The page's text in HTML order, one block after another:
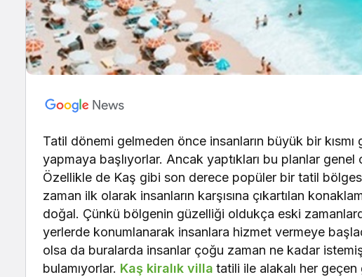
Tatil dönemi gelmeden önce insanların büyük bir
yapmaya başlıyorlar. Ancak yaptıkları bu planlar
Özellikle de Kaş gibi son derece popüler bir tatil
zaman ilk olarak insanların karşısına çıkartılan
doğal. Çünkü bölgenin güzelliği oldukça eski
yerlerde konumlanarak insanlara hizmet vermeye
olsa da buralarda insanlar çoğu zaman ne kadar
bulamıyorlar. Kaş kiralık villa tatili ile alakalı her